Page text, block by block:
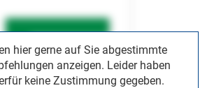
hier gerne auf Sie abgestimmte
anzeigen. Leider haben
keine Zustimmung gegeben.